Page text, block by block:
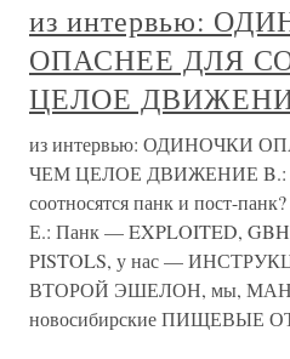
из интервью:
ОПАСНЕЕ ДЛЯ
ЦЕЛОЕ
из интервью: ОДИНОЧКИ
ЧЕМ ЦЕЛОЕ ДВИЖЕНИЕ B.:
соотносятся панк и пост-
Е.: Панк — EXPLOITED,
PISTOLS, у нас —
ВТОРОЙ ЭШЕЛОН, мы,
новосибирские ПИЩЕВЫЕ